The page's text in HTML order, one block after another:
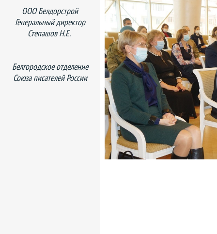
ООО Белдорстрой
Генеральный директор
Степашов Н.Е.
Белгородское отделение
Союза писателей России